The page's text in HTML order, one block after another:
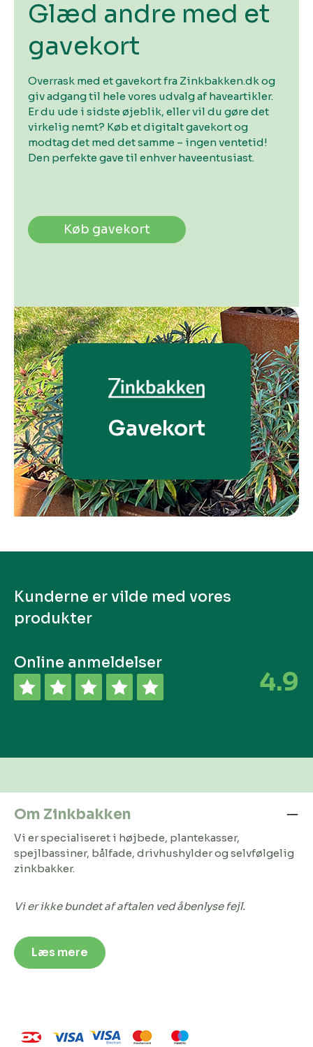
Glæd andre med et
gavekort
Overrask med et gavekort fra Zinkbakken.dk og
giv adgang til hele vores udvalg af haveartikler.
Er du ude i sidste øjeblik, eller vil du gøre det
virkelig nemt? Køb et digitalt gavekort og
modtag det med det samme – ingen ventetid!
Den perfekte gave til enhver haveentusiast.
Køb gavekort
Gavekort
Kunderne er vilde med vores
produkter
Online anmeldelser
4.9
Om Zinkbakken
Vi er specialiseret i højbede, plantekasser,
spejlbassiner, bålfade, drivhushylder og selvfølgelig
zinkbakker.
Vi er ikke bundet af aftalen ved åbenlyse fejl.
Læs mere